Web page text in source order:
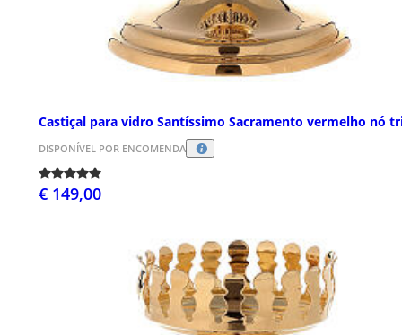
Castiçal para vidro Santíssimo Sacramento vermelho nó
DISPONÍVEL POR ENCOMENDA
€ 149,00